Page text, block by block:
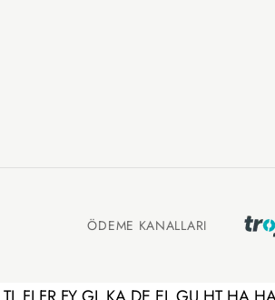
ÖDEME KANALLARI